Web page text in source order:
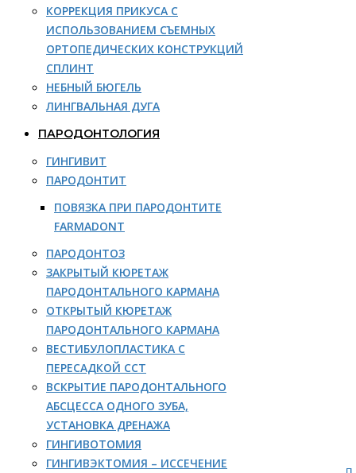
КОРРЕКЦИЯ ПРИКУСА С
ИСПОЛЬЗОВАНИЕМ СЪЕМНЫХ
ОРТОПЕДИЧЕСКИХ КОНСТРУКЦИЙ
СПЛИНТ
НЕБНЫЙ БЮГЕЛЬ
ЛИНГВАЛЬНАЯ ДУГА
ПАРОДОНТОЛОГИЯ
ГИНГИВИТ
ПАРОДОНТИТ
ПОВЯЗКА ПРИ ПАРОДОНТИТЕ
FARMADONT
ПАРОДОНТОЗ
ЗАКРЫТЫЙ КЮРЕТАЖ
ПАРОДОНТАЛЬНОГО КАРМАНА
ОТКРЫТЫЙ КЮРЕТАЖ
ПАРОДОНТАЛЬНОГО КАРМАНА
ВЕСТИБУЛОПЛАСТИКА С
ПЕРЕСАДКОЙ ССТ
ВСКРЫТИЕ ПАРОДОНТАЛЬНОГО
АБСЦЕССА ОДНОГО ЗУБА,
УСТАНОВКА ДРЕНАЖА
ГИНГИВОТОМИЯ
ГИНГИВЭКТОМИЯ – ИССЕЧЕНИЕ